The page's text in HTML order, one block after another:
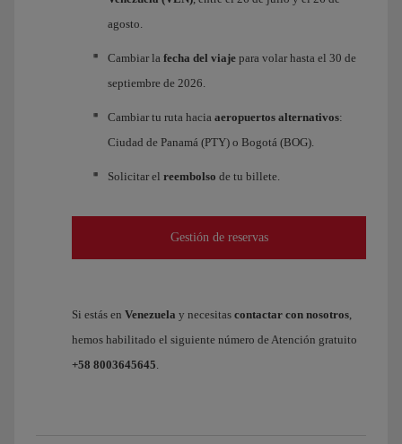
agosto.
Cambiar la fecha del viaje para volar hasta el 30 de
septiembre de 2026.
Cambiar tu ruta hacia aeropuertos alternativos:
Ciudad de Panamá (PTY) o Bogotá (BOG).
Solicitar el reembolso de tu billete.
Gestión de reservas
Si estás en Venezuela y necesitas contactar con nosotros,
hemos habilitado el siguiente número de Atención gratuito
+58 8003645645.